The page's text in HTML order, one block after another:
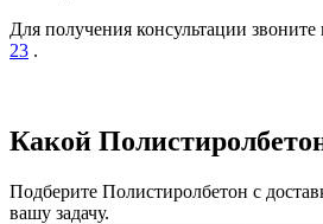
Для получения консультации звоните
23 .
Какой
Подберите Полистиролбетон с
вашу задачу.